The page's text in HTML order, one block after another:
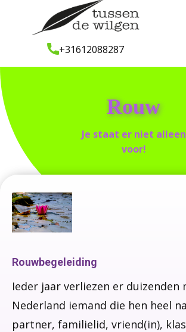
+31612088287
Rouw
Je staat er niet alleen
voor!
Rouwbegeleiding
Ieder jaar verliezen er duizenden
Nederland iemand die hen heel
partner, familielid, vriend(in),